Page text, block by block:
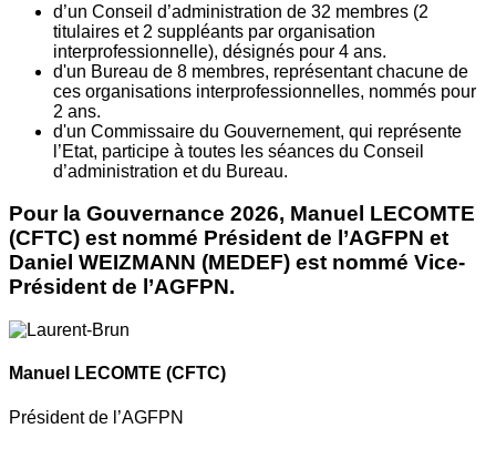
d’un Conseil d’administration de 32 membres (2
titulaires et 2 suppléants par organisation
interprofessionnelle), désignés pour 4 ans.
d'un Bureau de 8 membres, représentant chacune de
ces organisations interprofessionnelles, nommés pour
2 ans.
d'un Commissaire du Gouvernement, qui représente
l’Etat, participe à toutes les séances du Conseil
d’administration et du Bureau.
Pour la Gouvernance 2026, Manuel LECOMTE
(CFTC) est nommé Président de l’AGFPN et
Daniel WEIZMANN (MEDEF) est nommé Vice-
Président de l’AGFPN.
Manuel LECOMTE (CFTC)
Président de l’AGFPN